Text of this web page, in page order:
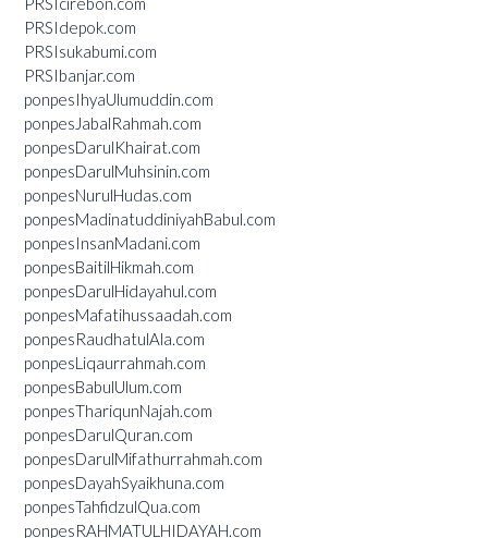
PRSIdepok.com
PRSIsukabumi.com
PRSIbanjar.com
ponpesIhyaUlumuddin.com
ponpesJabalRahmah.com
ponpesDarulKhairat.com
ponpesDarulMuhsinin.com
ponpesNurulHudas.com
ponpesMadinatuddiniyahBabul.com
ponpesInsanMadani.com
ponpesBaitilHikmah.com
ponpesDarulHidayahul.com
ponpesMafatihussaadah.com
ponpesRaudhatulAla.com
ponpesLiqaurrahmah.com
ponpesBabulUlum.com
ponpesThariqunNajah.com
ponpesDarulQuran.com
ponpesDarulMifathurrahmah.com
ponpesDayahSyaikhuna.com
ponpesTahfidzulQua.com
ponpesRAHMATULHIDAYAH.com